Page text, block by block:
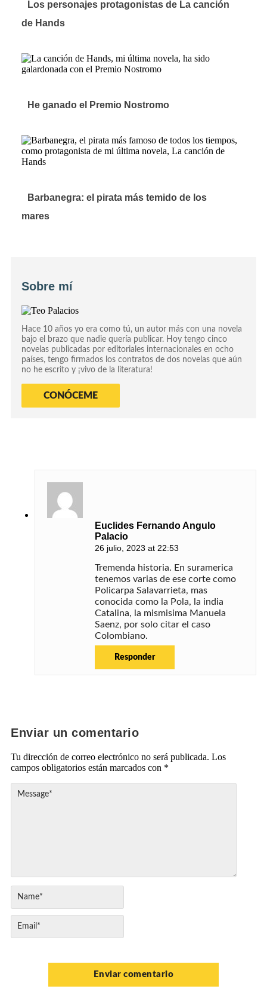
Los personajes protagonistas de La canción
de Hands
He ganado el Premio Nostromo
Barbanegra: el pirata más temido de los
mares
Sobre mí
Hace 10 años yo era como tú, un autor más con una novela
bajo el brazo que nadie quería publicar. Hoy tengo cinco
novelas publicadas por editoriales internacionales en ocho
países, tengo firmados los contratos de dos novelas que aún
no he escrito y ¡vivo de la literatura!
CONÓCEME
Euclides Fernando Angulo
Palacio
26 julio, 2023 at 22:53
Tremenda historia. En suramerica
tenemos varias de ese corte como
Policarpa Salavarrieta, mas
conocida como la Pola, la india
Catalina, la mismisima Manuela
Saenz, por solo citar el caso
Colombiano.
Responder
Enviar un comentario
Tu dirección de correo electrónico no será publicada. Los
campos obligatorios están marcados con *